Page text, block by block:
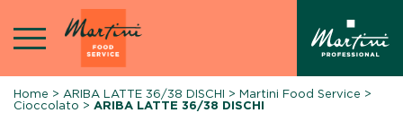
content
Home >ARIBA LATTE 36/38 DISCHI >Martini Food Service >
Cioccolato >ARIBA LATTE 36/38 DISCHI